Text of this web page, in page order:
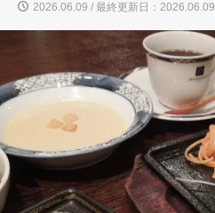
2026.06.09 / 最終更新日：2026.06.09